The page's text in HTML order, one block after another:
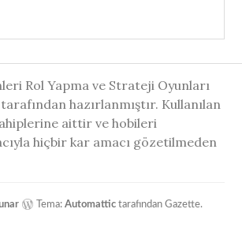
Rol Yapma ve Strateji Oyunları
hazırlanmıştır. Kullanılan
aittir ve hobileri
hiçbir kar amacı gözetilmeden
Tema:Automattic tarafından Gazette.